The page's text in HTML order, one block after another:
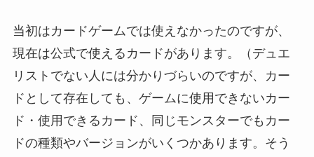
当初はカードゲームでは使えなかったのですが、
現在は公式で使えるカードがあります。（デュエ
リストでない人には分かりづらいのですが、カー
ドとして存在しても、ゲームに使用できないカー
ド・使用できるカード、同じモンスターでもカー
ドの種類やバージョンがいくつかあります。そう